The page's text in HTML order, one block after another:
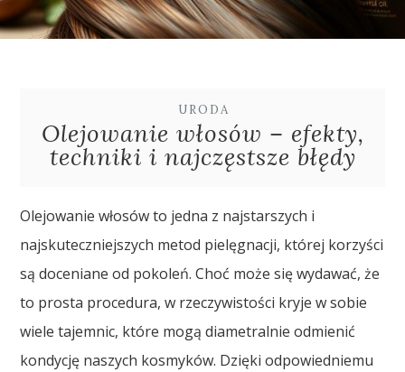
URODA
Olejowanie włosów – efekty,
techniki i najczęstsze błędy
Olejowanie włosów to jedna z najstarszych i
najskuteczniejszych metod pielęgnacji, której korzyści
są doceniane od pokoleń. Choć może się wydawać, że
to prosta procedura, w rzeczywistości kryje w sobie
wiele tajemnic, które mogą diametralnie odmienić
kondycję naszych kosmyków. Dzięki odpowiedniemu